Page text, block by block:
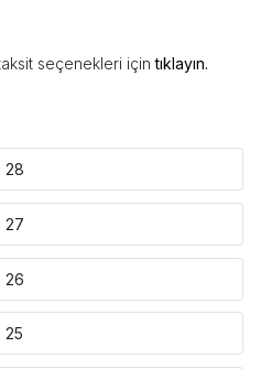
seçenekleri içintıklayın.
28
27
26
25